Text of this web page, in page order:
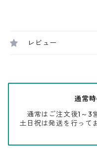
レビュー
通常
通常はご注文後1～3
土日祝は発送を行って